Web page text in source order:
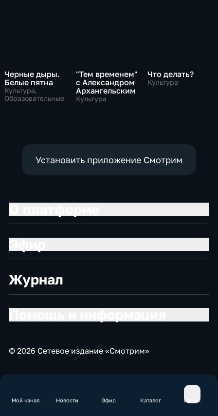
Мой канал Новости Эфир Каталог Поиск
Черные дыры.
Белые пятна
Культура,
Образовательные
"Тем временем"
с Александром
Архангельским
Культура
Что делать?
Культура
Установить приложение Смотрим
Журнал
© 2026 Сетевое издание «Смотрим»